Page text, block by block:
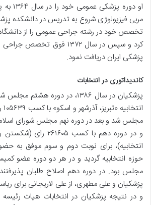
او
تخصص خود در رشته جراحی عمومی را از
کرد و سپس در سال ۱۳۷۲ فوق
پزشکی ایران دریافت نمود.
کاندیداتوری در انتخابات
پزشکیان در سال ۱۳۸۶، در دوره
و در دوره دهم با کسب
انتخابیه)، برای نوبت دوم و سوم موفق به
حوزه انتخابیه گردید و در هر دو دوره عضو
مجلس بود. در دوره دهم اصلاح طلبان
پزشکیان و علی مطهری، از علی لاریجانی برای
و در نتیجه پزشکیان در انتخابات هیات